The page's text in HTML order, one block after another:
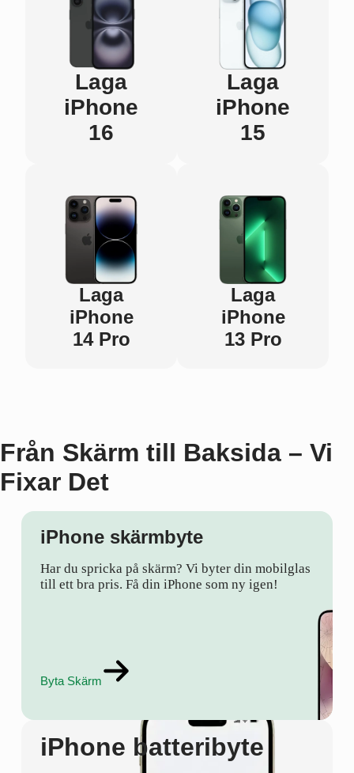
Laga
iPhone
16
Laga
iPhone
15
Laga
iPhone
14 Pro
Laga
iPhone
13 Pro
Från Skärm till Baksida – Vi
Fixar Det
iPhone skärmbyte
Har du spricka på skärm? Vi byter din mobilglas
till ett bra pris. Få din iPhone som ny igen!
Byta Skärm
iPhone batteribyte